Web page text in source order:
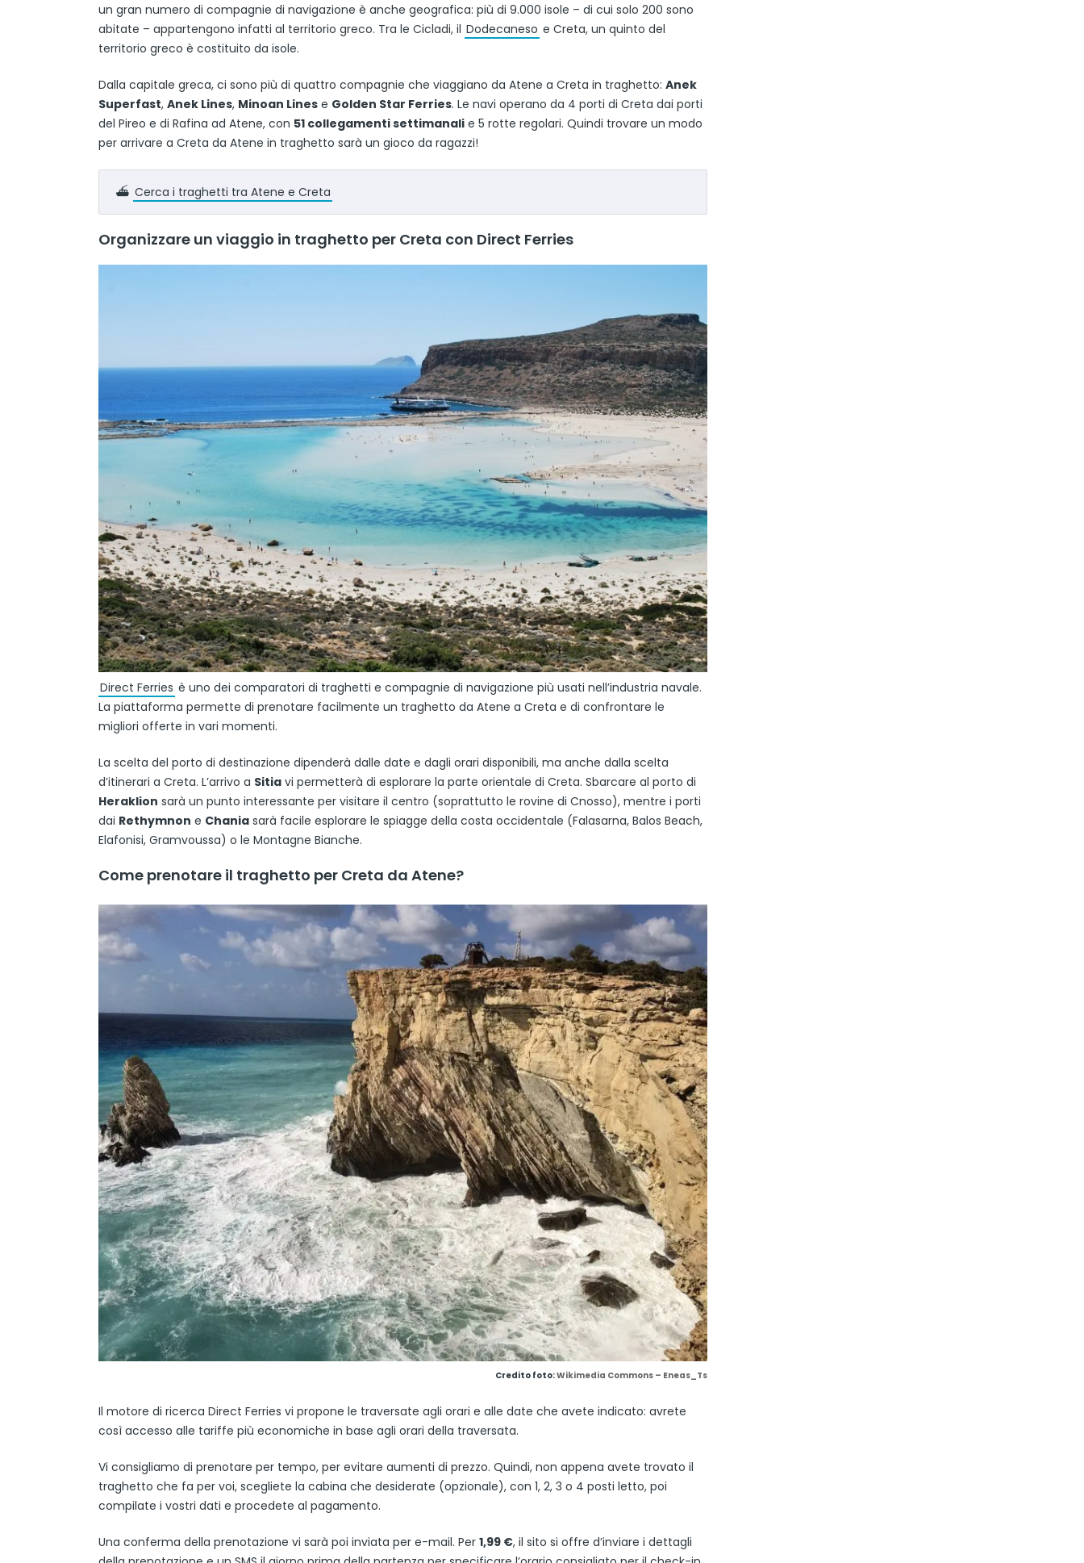
un gran numero di compagnie di navigazione è anche geografica: più di 9.000 isole – di cui solo 200 sono
abitate – appartengono infatti al territorio greco. Tra le Cicladi, il Dodecaneso e Creta, un quinto del
territorio greco è costituito da isole.
Dalla capitale greca, ci sono più di quattro compagnie che viaggiano da Atene a Creta in traghetto: Anek
Superfast, Anek Lines, Minoan Lines e Golden Star Ferries. Le navi operano da 4 porti di Creta dai porti
del Pireo e di Rafina ad Atene, con 51 collegamenti settimanali e 5 rotte regolari. Quindi trovare un modo
per arrivare a Creta da Atene in traghetto sarà un gioco da ragazzi!
⛴️ Cerca i traghetti tra Atene e Creta
Organizzare un viaggio in traghetto per Creta con Direct Ferries
Direct Ferries è uno dei comparatori di traghetti e compagnie di navigazione più usati nell’industria navale.
La piattaforma permette di prenotare facilmente un traghetto da Atene a Creta e di confrontare le
migliori offerte in vari momenti.
La scelta del porto di destinazione dipenderà dalle date e dagli orari disponibili, ma anche dalla scelta
d’itinerari a Creta. L’arrivo a Sitia vi permetterà di esplorare la parte orientale di Creta. Sbarcare al porto di
Heraklion sarà un punto interessante per visitare il centro (soprattutto le rovine di Cnosso), mentre i porti
dai Rethymnon e Chania sarà facile esplorare le spiagge della costa occidentale (Falasarna, Balos Beach,
Elafonisi, Gramvoussa) o le Montagne Bianche.
Come prenotare il traghetto per Creta da Atene?
Credito foto:Wikimedia Commons – Eneas_Ts
Il motore di ricerca Direct Ferries vi propone le traversate agli orari e alle date che avete indicato: avrete
così accesso alle tariffe più economiche in base agli orari della traversata.
Vi consigliamo di prenotare per tempo, per evitare aumenti di prezzo. Quindi, non appena avete trovato il
traghetto che fa per voi, scegliete la cabina che desiderate (opzionale), con 1, 2, 3 o 4 posti letto, poi
compilate i vostri dati e procedete al pagamento.
Una conferma della prenotazione vi sarà poi inviata per e-mail. Per 1,99 €, il sito si offre d’inviare i dettagli